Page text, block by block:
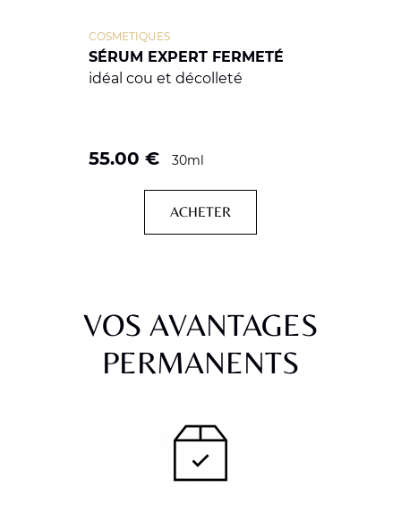
SÉRUM EXPERT FERMETÉ
COSMETIQUES
idéal cou et décolleté
55.00 € 30ml
ACHETER
VOS AVANTAGES
PERMANENTS